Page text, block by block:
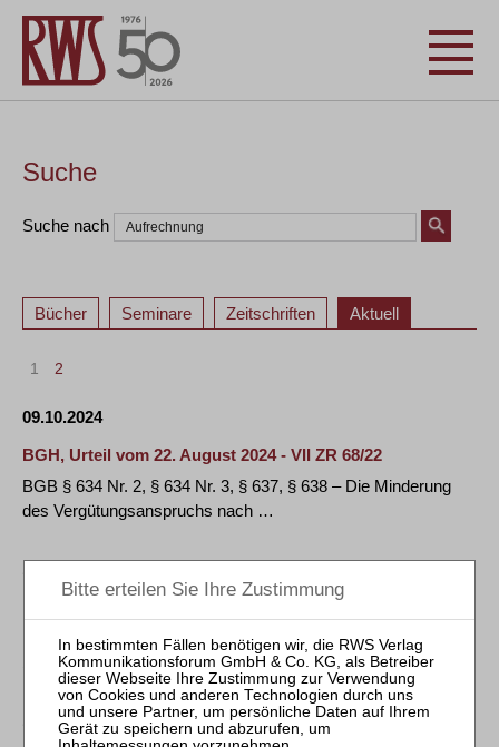
Suche
Suche nach
Bücher Seminare Zeitschriften Aktuell
1 2
09.10.2024
BGH, Urteil vom 22. August 2024 - VII ZR 68/22
BGB § 634 Nr. 2, § 634 Nr. 3, § 637, § 638 – Die Minderung
des Vergütungsanspruchs nach …
BGH, Urteil vom 25. Juli 2024 - VII ZR 84/21
BGB §§ 133 C, 157 D; UStG (2009) § 13b Abs. 1 Nr. 4 Satz 1,
§ 13b Abs. 2 Satz 2, UStG (2014) § …
13.08.2024